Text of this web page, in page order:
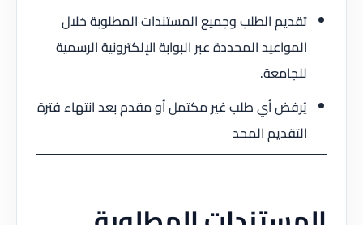
تقديم الطلب وجميع المستندات المطلوبة خلال
المواعيد المحددة عبر البوابة الإلكترونية الرسمية
للجامعة.
يُرفض أي طلب غير مكتمل أو مقدم بعد انتهاء فترة
التقديم المحد